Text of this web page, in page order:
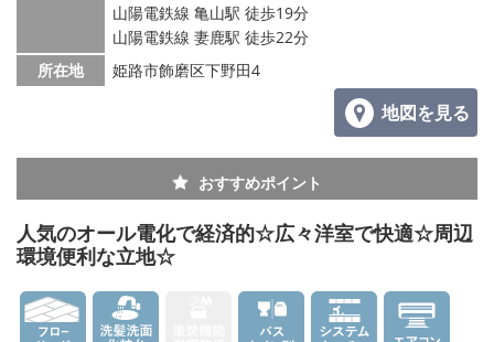
メールでお問い合わせ
山陽電鉄線 亀山駅 徒歩19分
山陽電鉄線 妻鹿駅 徒歩22分
所在地
姫路市飾磨区下野田4
地図を見る
おすすめポイント
人気のオール電化で経済的☆広々洋室で快適☆周辺
環境便利な立地☆